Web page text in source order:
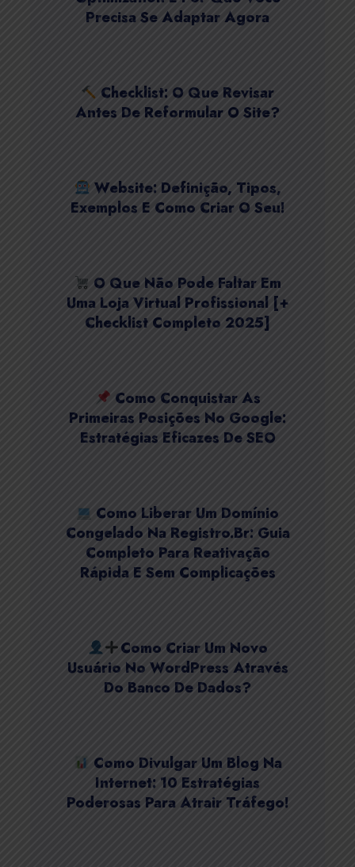
Precisa Se Adaptar Agora
Checklist: O Que Revisar
Antes De Reformular O Site?
Website: Definição, Tipos,
Exemplos E Como Criar O Seu!
O Que Não Pode Faltar Em
Uma Loja Virtual Profissional [+
Checklist Completo 2025]
Como Conquistar As
Primeiras Posições No Google:
Estratégias Eficazes De SEO
Como Liberar Um Domínio
Congelado Na Registro.br: Guia
Completo Para Reativação
Rápida E Sem Complicações
Como Criar Um Novo
Usuário No WordPress Através
Do Banco De Dados?
Como Divulgar Um Blog Na
Internet: 10 Estratégias
Poderosas Para Atrair Tráfego!